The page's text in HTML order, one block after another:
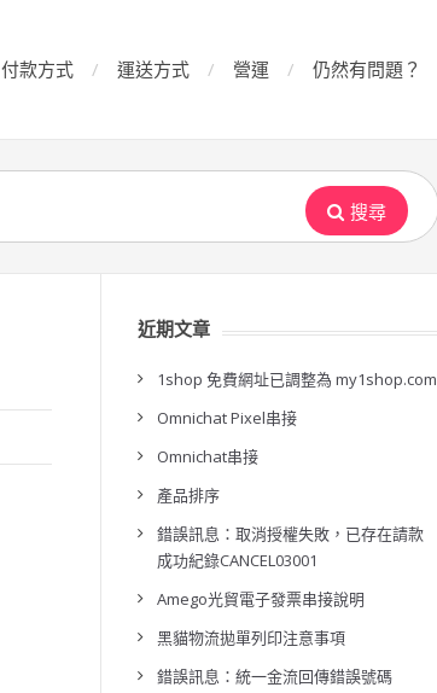
付款方式 運送方式 營運 仍然有問題？
搜尋
近期文章
1shop 免費網址已調整為 my1shop.com
Omnichat Pixel串接
Omnichat串接
產品排序
錯誤訊息：取消授權失敗，已存在請款
成功紀錄CANCEL03001
Amego光貿電子發票串接說明
黑貓物流拋單列印注意事項
錯誤訊息：統一金流回傳錯誤號碼